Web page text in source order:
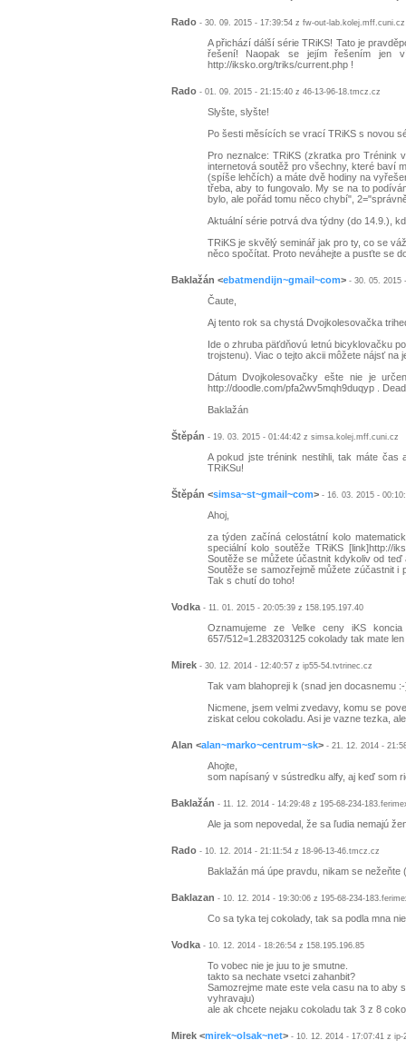
Rado - 30. 09. 2015 - 17:39:54 z fw-out-lab.kolej.mff.cuni.cz
A přichází dálší série TRiKS! Tato je
řešení! Naopak se jejím řešením jen
http://iksko.org/triks/current.php !
Rado - 01. 09. 2015 - 21:15:40 z 46-13-96-18.tmcz.cz
Slyšte, slyšte!
Po šesti měsících se vrací TRiKS s novou
Pro neznalce: TRiKS (zkratka pro Trénink
internetová soutěž pro všechny, které baví
(spíše lehčích) a máte dvě hodiny na
třeba, aby to fungovalo. My se na to
bylo, ale pořád tomu něco chybí",
Aktuální série potrvá dva týdny (do 14.9.),
TRiKS je skvělý seminář jak pro ty, co se
něco spočítat. Proto neváhejte a pusťte se
Baklažán <ebatmendijn~gmail~com>- 30. 05. 2015
Čaute,
Aj tento rok sa chystá Dvojkolesovačka
Ide o zhruba päťdňovú letnú bicyklovačku
trojstenu). Viac o tejto akcii môžete nájsť na
Dátum Dvojkolesovačky ešte nie je
http://doodle.com/pfa2wv5mqh9duqyp .
Baklažán
Štěpán - 19. 03. 2015 - 01:44:42 z simsa.kolej.mff.cuni.cz
A pokud jste trénink nestihli, tak máte čas
TRiKSu!
Štěpán <simsa~st~gmail~com>- 16. 03. 2015 -
Ahoj,
za týden začíná celostátní kolo
speciální kolo soutěže TRiKS [link]http://
Soutěže se můžete účastnit kdykoliv od
Soutěže se samozřejmě můžete zúčastnit i
Tak s chutí do toho!
Vodka - 11. 01. 2015 - 20:05:39 z 158.195.197.40
Oznamujeme ze Velke ceny iKS
657/512=1.283203125 cokolady tak mate
Mirek - 30. 12. 2014 - 12:40:57 z ip55-54.tvtrinec.cz
Tak vam blahopreji k (snad jen docasnemu
Nicmene, jsem velmi zvedavy, komu se
ziskat celou cokoladu. Asi je vazne tezka,
Alan <alan~marko~centrum~sk>- 21. 12. 2014 -
Ahojte,
som napísaný v sústredku alfy, aj keď som
Baklažán - 11. 12. 2014 - 14:29:48 z 195-68-234-
Ale ja som nepovedal, že sa ľudia nemajú
Rado - 10. 12. 2014 - 21:11:54 z 18-96-13-46.tmcz.cz
Baklažán má úpe pravdu, nikam se
Baklazan - 10. 12. 2014 - 19:30:06 z 195-68-234-
Co sa tyka tej cokolady, tak sa podla mna
Vodka - 10. 12. 2014 - 18:26:54 z 158.195.196.85
To vobec nie je juu to je smutne.
takto sa nechate vsetci zahanbit?
Samozrejme mate este vela casu na to aby
vyhravaju)
ale ak chcete nejaku cokoladu tak 3 z 8
Mirek<mirek~olsak~net>- 10. 12. 2014 - 17:07:41 z ip-